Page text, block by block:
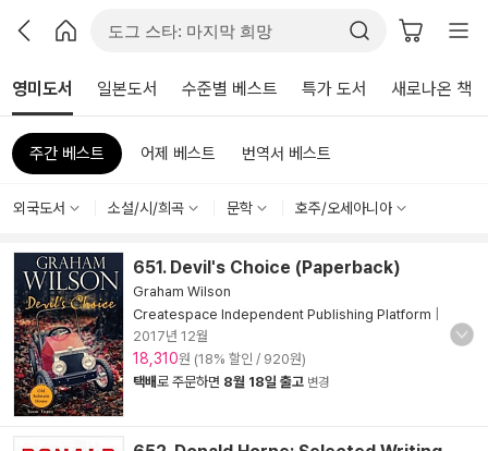
영미도서 일본도서 수준별 베스트 특가 도서 새로나온 책
주간 베스트 어제 베스트 번역서 베스트
외국도서 소설/시/희곡 문학 호주/오세아니아
651. Devil's Choice (Paperback)
Graham Wilson
Createspace Independent Publishing Platform
2017년 12월
18,310원 (18% 할인 / 920원)
택배로 주문하면 8월 18일 출고 변경